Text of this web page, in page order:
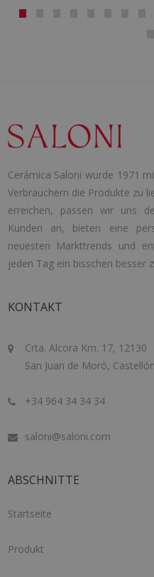
Cerámica Saloni wurde 1971
Verbrauchern die Produkte zu
erreichen, passen wir uns
Kunden an, bieten eine
neuesten Markttrends und
jeden Tag ein bisschen besser
KONTAKT
Crta. Alcora Km. 17, 12130
San Juan de Moró,
+34 964 34 34 34
saloni@saloni.com
ABSCHNITTE
Startseite
Produkt